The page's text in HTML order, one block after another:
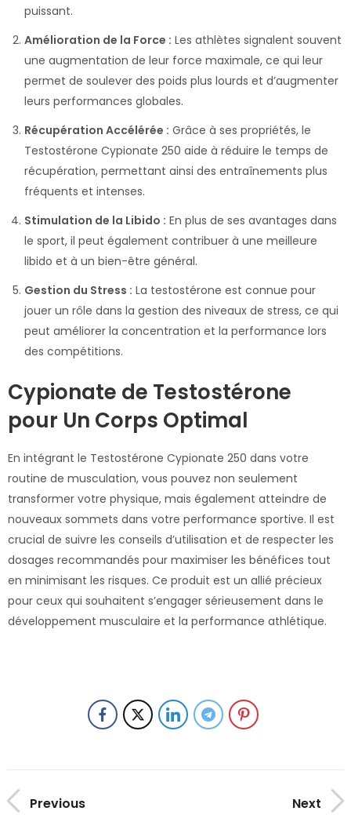
puissant.
Amélioration de la Force : Les athlètes signalent souvent
une augmentation de leur force maximale, ce qui leur
permet de soulever des poids plus lourds et d’augmenter
leurs performances globales.
Récupération Accélérée : Grâce à ses propriétés, le
Testostérone Cypionate 250 aide à réduire le temps de
récupération, permettant ainsi des entraînements plus
fréquents et intenses.
Stimulation de la Libido : En plus de ses avantages dans
le sport, il peut également contribuer à une meilleure
libido et à un bien-être général.
Gestion du Stress : La testostérone est connue pour
jouer un rôle dans la gestion des niveaux de stress, ce qui
peut améliorer la concentration et la performance lors
des compétitions.
Cypionate de Testostérone
pour Un Corps Optimal
En intégrant le Testostérone Cypionate 250 dans votre
routine de musculation, vous pouvez non seulement
transformer votre physique, mais également atteindre de
nouveaux sommets dans votre performance sportive. Il est
crucial de suivre les conseils d’utilisation et de respecter les
dosages recommandés pour maximiser les bénéfices tout
en minimisant les risques. Ce produit est un allié précieux
pour ceux qui souhaitent s’engager sérieusement dans le
développement musculaire et la performance athlétique.
Previous Next